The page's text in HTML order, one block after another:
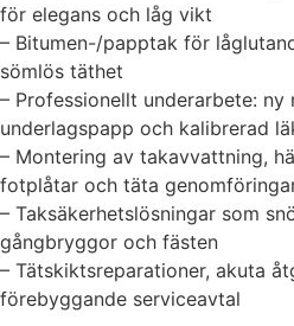
för elegans och låg vikt
– Bitumen-/papptak för
sömlös täthet
– Professionellt underarbete:
underlagspapp och kalibrerad
– Montering av takavvattning,
fotplåtar och täta
– Taksäkerhetslösningar som
gångbryggor och fästen
– Tätskiktsreparationer, akuta
förebyggande serviceavtal